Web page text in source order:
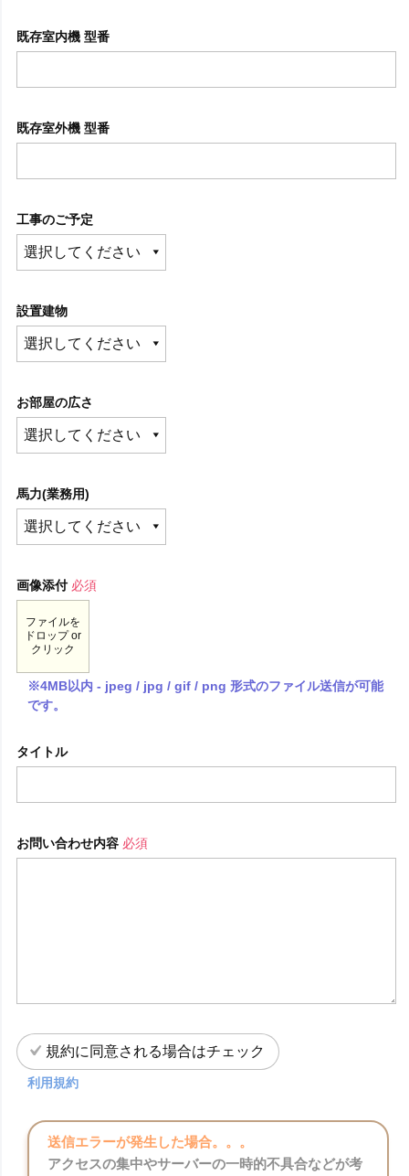
既存室内機 型番
既存室外機 型番
工事のご予定
設置建物
お部屋の広さ
馬力(業務用)
画像添付 必須
ファイルを
ドロップ or
クリック
※4MB以内 - jpeg / jpg / gif / png 形式のファイル送信が可能
です。
タイトル
お問い合わせ内容 必須
規約に同意される場合はチェック
利用規約
送信エラーが発生した場合。。。
アクセスの集中やサーバーの一時的不具合などが考